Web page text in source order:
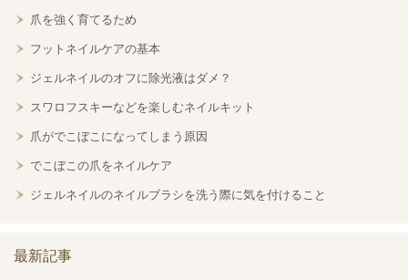
爪を強く育てるため
フットネイルケアの基本
ジェルネイルのオフに除光液はダメ？
スワロフスキーなどを楽しむネイルキット
爪がでこぼこになってしまう原因
でこぼこの爪をネイルケア
ジェルネイルのネイルブラシを洗う際に気を付けること
最新記事